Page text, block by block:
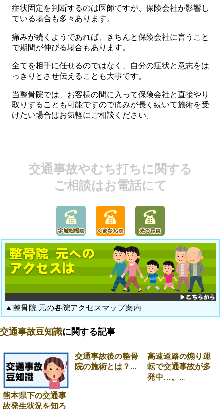
症状固定を判断するのは医師ですが、保険会社が影響し
ている場合も多々あります。
痛みが続くようであれば、きちんと保険会社に言うこと
で期間が伸びる場合もあります。
全てを相手に任せるのではなく、自分の症状と意志をは
っきりとさせ伝えることも大事です。
当整骨院では、お客様の間に入って保険会社と直接やり
取りすることも可能ですので痛みが長く続いて施術を受
けたい場合はお気軽にご相談ください。
交通事故やむち打ちに関する
ご相談はお電話にて
▲整骨院 元の各院アクセスマップ案内
交通事故豆知識に関する記事
熊本県下の交通事
故発生状況を知ろ
交通事故後の整骨
院の施術とは？...
高速道路の煽り運
転で交通事故が多
発中…。...